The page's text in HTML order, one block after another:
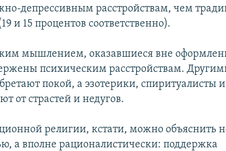
депрессивным расстройствам, чем
и 15 процентов соответственно).
мышлением, оказавшиеся вне
психическим расстройствам.
покой, а эзотерики, спиритуалисты
от страстей и недугов.
религии, кстати, можно объяснить
а вполне рационалистически: поддержка